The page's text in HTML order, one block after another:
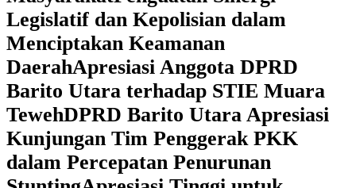
Legislatif dan Kepolisian dalam
Menciptakan Keamanan
DaerahApresiasi Anggota DPRD
Barito Utara terhadap STIE Muara
TewehDPRD Barito Utara Apresiasi
Kunjungan Tim Penggerak PKK
dalam Percepatan Penurunan